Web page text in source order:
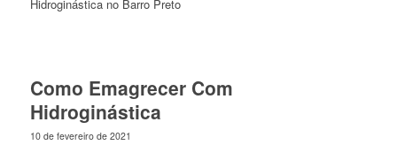
Hidroginástica no Barro Preto
Como Emagrecer Com
Hidroginástica
10 de fevereiro de 2021